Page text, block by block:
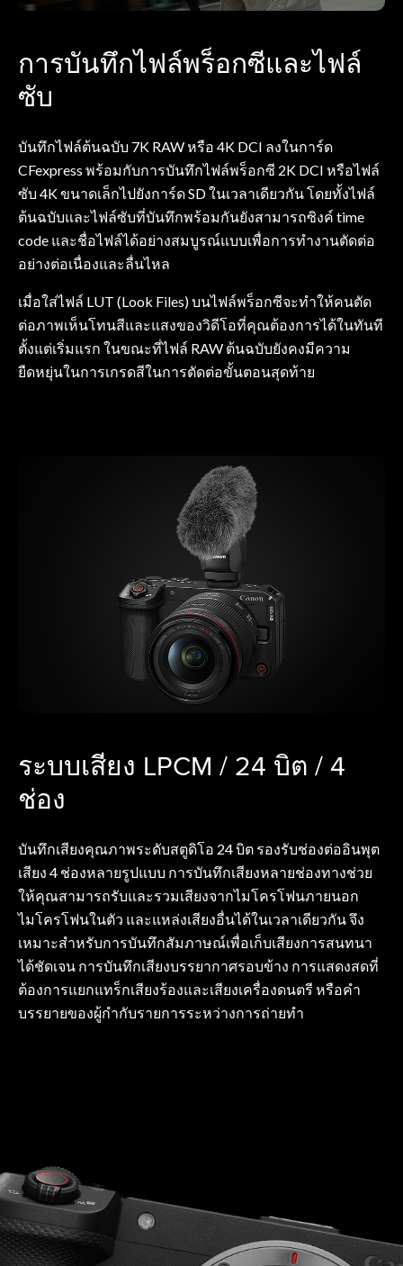
การบันทึกไฟล์พร็อกซีและไฟล์
ซับ
บันทึกไฟล์ต้นฉบับ 7K RAW หรือ 4K DCI ลงในการ์ด
CFexpress พร้อมกับการบันทึกไฟล์พร็อกซี 2K DCI หรือไฟล์
ซับ 4K ขนาดเล็กไปยังการ์ด SD ในเวลาเดียวกัน โดยทั้งไฟล์
ต้นฉบับและไฟล์ซับที่บันทึกพร้อมกันยังสามารถซิงค์ time
code และชื่อไฟล์ได้อย่างสมบูรณ์แบบเพื่อการทำงานตัดต่อ
อย่างต่อเนื่องและลื่นไหล
เมื่อใส่ไฟล์ LUT (Look Files) บนไฟล์พร็อกซีจะทำให้คนตัด
ต่อภาพเห็นโทนสีและแสงของวิดีโอที่คุณต้องการได้ในทันที
ตั้งแต่เริ่มแรก ในขณะที่ไฟล์ RAW ต้นฉบับยังคงมีความ
ยืดหยุ่นในการเกรดสีในการตัดต่อขั้นตอนสุดท้าย
ระบบเสียง LPCM / 24 บิต / 4
ช่อง
บันทึกเสียงคุณภาพระดับสตูดิโอ 24 บิต รองรับช่องต่ออินพุต
เสียง 4 ช่องหลายรูปแบบ การบันทึกเสียงหลายช่องทางช่วย
ให้คุณสามารถรับและรวมเสียงจากไมโครโฟนภายนอก
ไมโครโฟนในตัว และแหล่งเสียงอื่นได้ในเวลาเดียวกัน จึง
เหมาะสำหรับการบันทึกสัมภาษณ์เพื่อเก็บเสียงการสนทนา
ได้ชัดเจน การบันทึกเสียงบรรยากาศรอบข้าง การแสดงสดที่
ต้องการแยกแทร็กเสียงร้องและเสียงเครื่องดนตรี หรือคำ
บรรยายของผู้กำกับรายการระหว่างการถ่ายทำ